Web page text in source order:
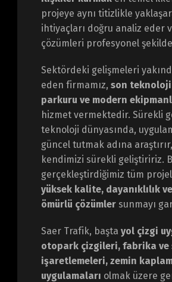
projeye aynı titizlikle
ihtiyaçları doğru analiz eder
çözümleri profesyonel
Sektördeki gelişmeleri
eden firmamız, son
parkuru ve modern
hizmet vermektedir. Sürekli
teknoloji dünyasında,
güncel tutmak adına
kendimizi sürekli geliştiririz.
gerçekleştirdiğimiz tüm
yüksek kalite, dayanıklılık
ömürlü çözümlersunmayı
Saer Trafik, başta yol çizgi
otopark çizgileri, fabrika ve
işaretlemeleri, zemin
uygulamaları olmak üzere